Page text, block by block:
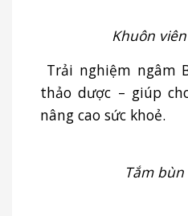
Khuôn
Trải nghiệm ngâm
thảo dược – giúp
nâng cao sức khoẻ.
Tắm